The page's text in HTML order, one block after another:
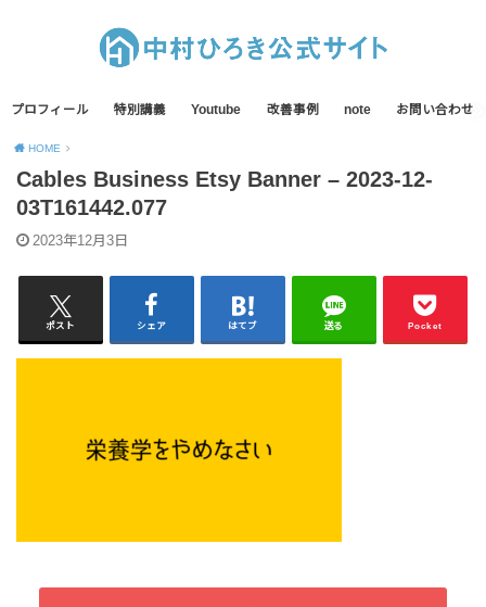
プロフィール 特別講義 Youtube 改善事例 note お問い合わせ
HOME
Cables Business Etsy Banner – 2023-12-
03T161442.077
2023年12月3日
ポスト シェア はてブ 送る Pocket